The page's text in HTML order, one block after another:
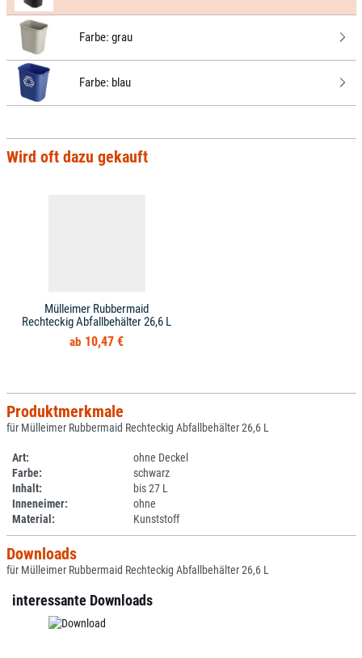
Farbe: grau
Farbe: blau
Wird oft dazu gekauft
Mülleimer Rubbermaid
Rechteckig Abfallbehälter 26,6 L
10,47 €
Produktmerkmale
für Mülleimer Rubbermaid Rechteckig Abfallbehälter 26,6 L
Art:
ohne Deckel
Farbe:
schwarz
Inhalt:
bis 27 L
Inneneimer:
ohne
Material:
Kunststoff
Downloads
für Mülleimer Rubbermaid Rechteckig Abfallbehälter 26,6 L
interessante Downloads